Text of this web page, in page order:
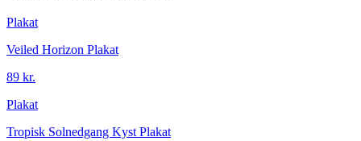
Plakat
Veiled Horizon Plakat
89 kr.
Plakat
Tropisk Solnedgang Kyst Plakat